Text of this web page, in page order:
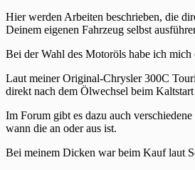
Hier werden Arbeiten beschrieben, die
Deinem eigenen Fahrzeug selbst
Bei der Wahl des Motoröls habe ich
Laut meiner Original-Chrysler 300C
direkt nach dem Ölwechsel beim
Im Forum gibt es dazu auch
wann die an oder aus ist.
Bei meinem Dicken war beim Kauf laut